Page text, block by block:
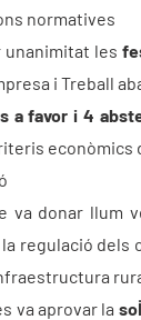
normatives
unanimitat les
i Treball
a favor i 4
econòmics
va donar llum
regulació dels
va aprovar la